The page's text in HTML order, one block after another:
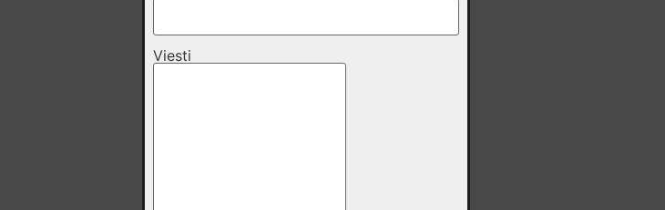
Viesti